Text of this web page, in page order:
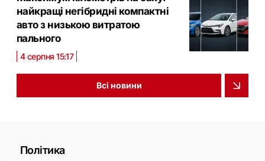
найкращі негібридні компактні
авто з низькою витратою
пального
4 серпня 15:17
Всі новини
Політика